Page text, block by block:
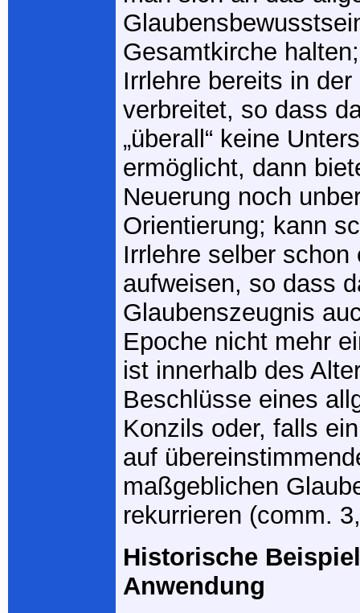
Gesamtkirche
Irrlehre bereits in
verbreitet, so dass
„überall“ keine
ermöglicht, dann
Neuerung noch
Orientierung; kann
Irrlehre selber schon
aufweisen, so dass
Glaubenszeugnis
Epoche nicht mehr
ist innerhalb des
Beschlüsse eines
Konzils oder, falls
auf
maßgeblichen
rekurrieren (comm.
Historische
Anwendung